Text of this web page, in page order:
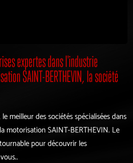
expertes dans l'industrie
SAINT-BERTHEVIN, la société
meilleur des sociétés spécialisées dans
motorisation SAINT-BERTHEVIN. Le
pour découvrir les